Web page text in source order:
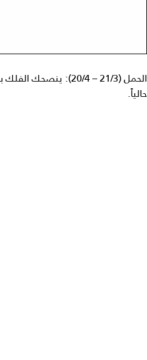
الحمل (21/3 – 20/4):
حالياً.